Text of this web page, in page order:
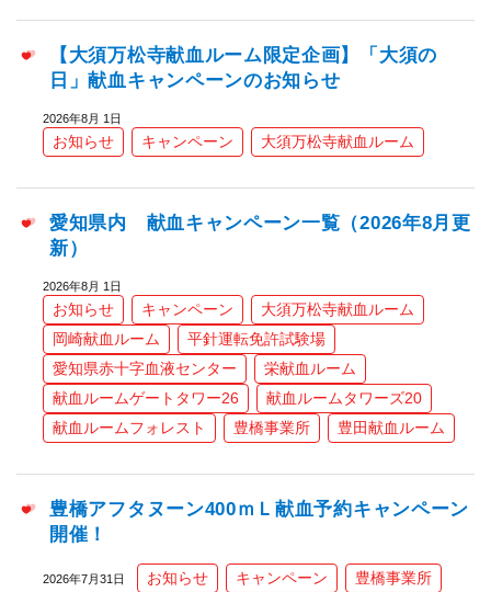
【大須万松寺献血ルーム限定企画】「大須の
日」献血キャンペーンのお知らせ
2026年8月 1日
お知らせ キャンペーン 大須万松寺献血ルーム
愛知県内 献血キャンペーン一覧（2026年8月更
新）
2026年8月 1日
お知らせ キャンペーン
大須万松寺献血ルーム
岡崎献血ルーム
平針運転免許試験場
愛知県赤十字血液センター
栄献血ルーム
献血ルームゲートタワー26
献血ルームタワーズ20
献血ルームフォレスト
豊橋事業所 豊田献血ルーム
豊橋アフタヌーン400ｍＬ献血予約キャンペーン
開催！
2026年7月31日 お知らせ キャンペーン 豊橋事業所